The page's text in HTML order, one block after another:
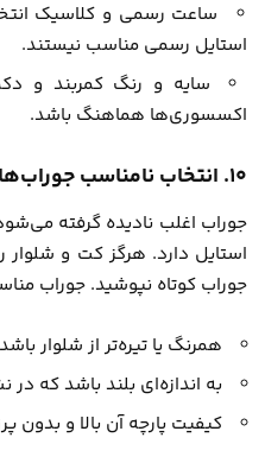
ساعت رسمی و کلاسیک
استایل رسمی مناسب نیستند.
سایه و رنگ کمربند و
اکسسوری‌ها هماهنگ باشد.
۱۰. انتخاب نامناسب جوراب‌ها
جوراب اغلب نادیده گرفته می‌شود
استایل دارد. هرگز کت و شلوار
جوراب کوتاه نپوشید. جوراب
همرنگ یا تیره‌تر از شلوار
به اندازه‌ای بلند باشد که
کیفیت پارچه آن بالا و بدون